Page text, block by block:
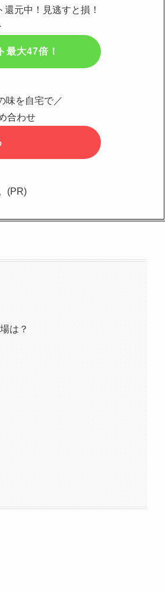
元中！見逃すと損！
最大47倍！
味を自宅で／
合わせ
(PR)
は？